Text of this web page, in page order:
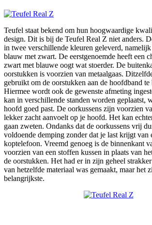
Teufel staat bekend om hun hoogwaardige
design. Dit is bij de Teufel Real Z niet anders.
in twee verschillende kleuren geleverd,
blauw met zwart. De eerstgenoemde heeft een
zwart met blauwe oogt wat stoerder. De
oorstukken is voorzien van metaalgaas.
gebruikt om de oorstukken aan de hoofdband te
Hiermee wordt ook de gewenste afmeting
kan in verschillende standen worden geplaatst,
hoofd goed past. De oorkussens zijn voorzien
lekker zacht aanvoelt op je hoofd. Het kan
gaan zweten. Ondanks dat de oorkussens vrij
voldoende demping zonder dat je last krijgt van
koptelefoon. Vreemd genoeg is de binnenkant
voorzien van een stoffen kussen in plaats van
de oorstukken. Het had er in zijn geheel
van hetzelfde materiaal was gemaakt, maar het
belangrijkste.